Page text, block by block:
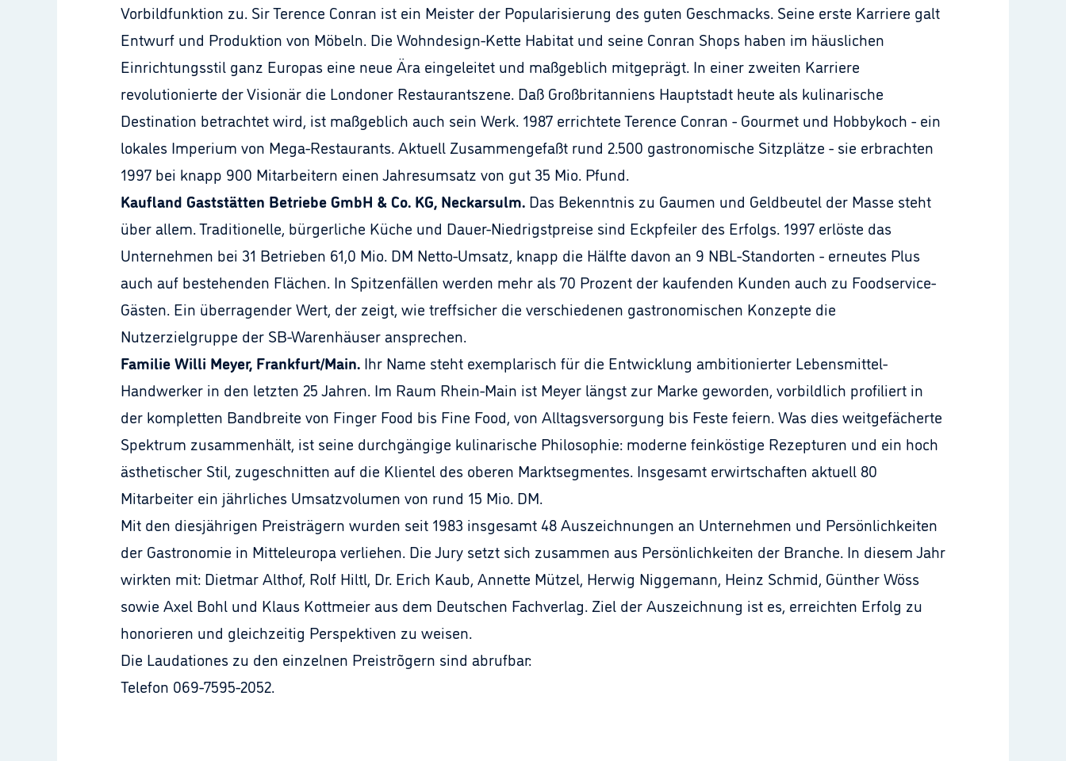
Vorbildfunktion zu. Sir Terence Conran ist ein Meister der Popularisierung des guten Geschmacks. Seine erste Karriere galt
Entwurf und Produktion von Möbeln. Die Wohndesign-Kette Habitat und seine Conran Shops haben im häuslichen
Einrichtungsstil ganz Europas eine neue Ära eingeleitet und maßgeblich mitgeprägt. In einer zweiten Karriere
revolutionierte der Visionär die Londoner Restaurantszene. Daß Großbritanniens Hauptstadt heute als kulinarische
Destination betrachtet wird, ist maßgeblich auch sein Werk. 1987 errichtete Terence Conran - Gourmet und Hobbykoch - ein
lokales Imperium von Mega-Restaurants. Aktuell Zusammengefaßt rund 2.500 gastronomische Sitzplätze - sie erbrachten
1997 bei knapp 900 Mitarbeitern einen Jahresumsatz von gut 35 Mio. Pfund.
Kaufland Gaststätten Betriebe GmbH & Co. KG, Neckarsulm. Das Bekenntnis zu Gaumen und Geldbeutel der Masse steht
über allem. Traditionelle, bürgerliche Küche und Dauer-Niedrigstpreise sind Eckpfeiler des Erfolgs. 1997 erlöste das
Unternehmen bei 31 Betrieben 61,0 Mio. DM Netto-Umsatz, knapp die Hälfte davon an 9 NBL-Standorten - erneutes Plus
auch auf bestehenden Flächen. In Spitzenfällen werden mehr als 70 Prozent der kaufenden Kunden auch zu Foodservice-
Gästen. Ein überragender Wert, der zeigt, wie treffsicher die verschiedenen gastronomischen Konzepte die
Nutzerzielgruppe der SB-Warenhäuser ansprechen.
Familie Willi Meyer, Frankfurt/Main. Ihr Name steht exemplarisch für die Entwicklung ambitionierter Lebensmittel-
Handwerker in den letzten 25 Jahren. Im Raum Rhein-Main ist Meyer längst zur Marke geworden, vorbildlich profiliert in
der kompletten Bandbreite von Finger Food bis Fine Food, von Alltagsversorgung bis Feste feiern. Was dies weitgefächerte
Spektrum zusammenhält, ist seine durchgängige kulinarische Philosophie: moderne feinköstige Rezepturen und ein hoch
ästhetischer Stil, zugeschnitten auf die Klientel des oberen Marktsegmentes. Insgesamt erwirtschaften aktuell 80
Mitarbeiter ein jährliches Umsatzvolumen von rund 15 Mio. DM.
Mit den diesjährigen Preisträgern wurden seit 1983 insgesamt 48 Auszeichnungen an Unternehmen und Persönlichkeiten
der Gastronomie in Mitteleuropa verliehen. Die Jury setzt sich zusammen aus Persönlichkeiten der Branche. In diesem Jahr
wirkten mit: Dietmar Althof, Rolf Hiltl, Dr. Erich Kaub, Annette Mützel, Herwig Niggemann, Heinz Schmid, Günther Wöss
sowie Axel Bohl und Klaus Kottmeier aus dem Deutschen Fachverlag. Ziel der Auszeichnung ist es, erreichten Erfolg zu
honorieren und gleichzeitig Perspektiven zu weisen.
Die Laudationes zu den einzelnen Preistrõgern sind abrufbar:
Telefon 069-7595-2052.